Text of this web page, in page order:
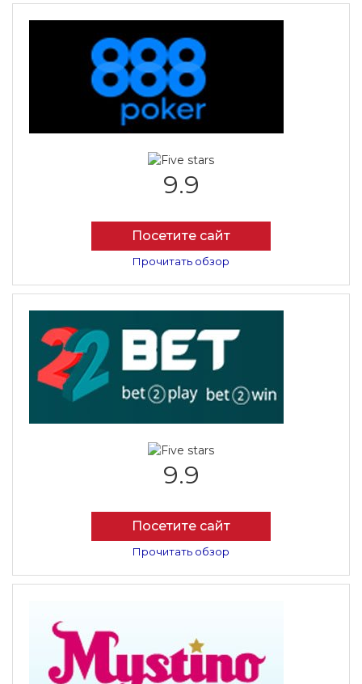
9.9
Посетите сайт
Прочитать обзор
9.9
Посетите сайт
Прочитать обзор